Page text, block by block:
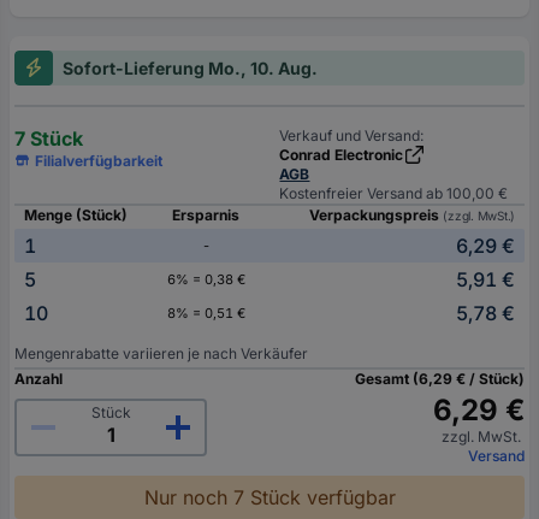
Sofort-Lieferung Mo., 10. Aug.
7 Stück
Filialverfügbarkeit
Verkauf und Versand:
Conrad Electronic
AGB
Kostenfreier Versand ab 100,00 €
Menge (Stück)
Ersparnis Verpackungspreis (zzgl. MwSt.)
1 -
6,29 €
5
6% = 0,38 €
5,91 €
10
8% = 0,51 € 5,78 €
Mengenrabatte variieren je nach Verkäufer
Anzahl
Stück
Gesamt (6,29 € / Stück)
6,29 €
zzgl. MwSt.
Versand
Nur noch 7 Stück verfügbar